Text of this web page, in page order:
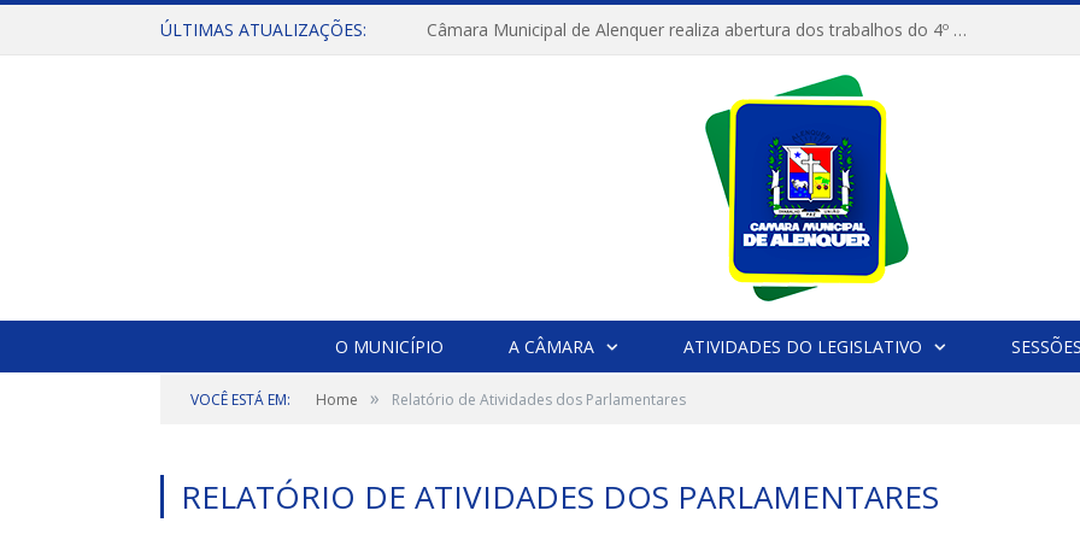
ÚLTIMAS ATUALIZAÇÕES: Câmara Municipal de Alenquer realiza abertura dos trabalhos do 4º Período Legislativo
O MUNICÍPIO A CÂMARA ATIVIDADES DO LEGISLATIVO SESSÕES
VOCÊ ESTÁ EM: Home » Relatório de Atividades dos Parlamentares
RELATÓRIO DE ATIVIDADES DOS PARLAMENTARES